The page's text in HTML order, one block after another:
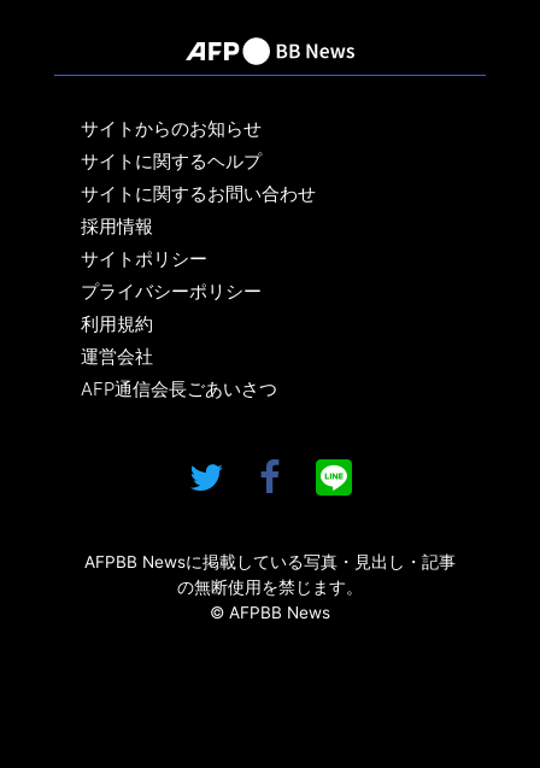
サイトからのお知らせ
サイトに関するヘルプ
サイトに関するお問い合わせ
採用情報
サイトポリシー
プライバシーポリシー
利用規約
運営会社
AFP通信会長ごあいさつ
AFPBB Newsに掲載している写真・見出し・記事
の無断使用を禁じます。
© AFPBB News